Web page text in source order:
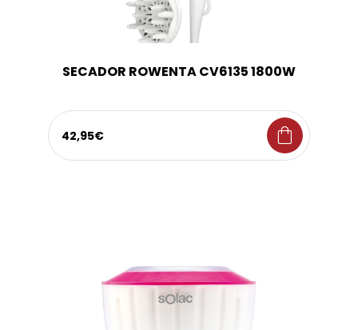
SECADOR ROWENTA CV6135 1800W
42,95€ shopping_bag